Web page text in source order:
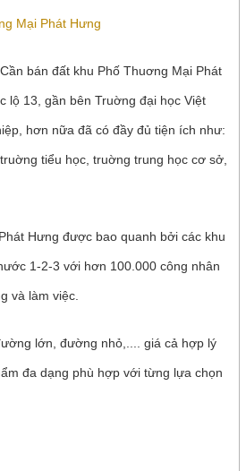
Mại Phát Hưng
bán đất khu Phố Thuơng Mại Phát
lộ 13, gần bên Truờng đại họcViệt
hơn nữa đã có đầy đủ tiện ích như:
tiểu học, truờng trung học cơ sở,
Hưng được bao quanh bởi các khu
1-2-3 với hơn 100.000 công nhân
và làm việc.
lớn, đường nhỏ,.... giá cả hợp lý
đa dạng phù hợp với từng lựa chọn